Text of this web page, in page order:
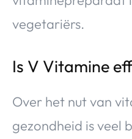
vegetariërs.
Is V Vitamine
Over het nut van
gezondheid is veel